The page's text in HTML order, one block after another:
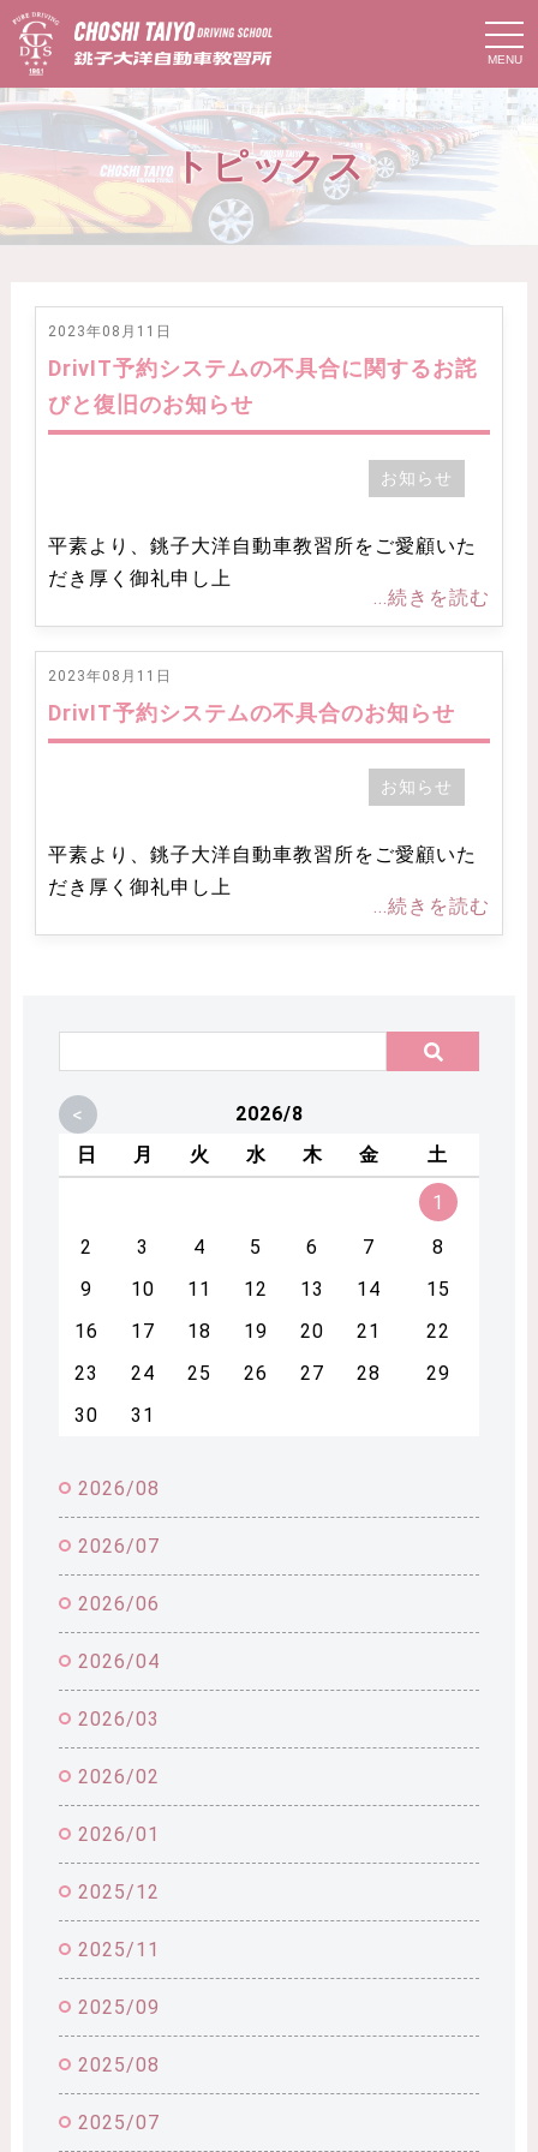
t
o
g
g
e
トピックス
2023年08月11日
DrivIT予約システムの不具合に関するお詫
びと復旧のお知らせ
お知らせ
平素より、銚子大洋自動車教習所をご愛顧いた
だき厚く御礼申し上
...続きを読む
2023年08月11日
DrivIT予約システムの不具合のお知らせ
お知らせ
平素より、銚子大洋自動車教習所をご愛顧いた
だき厚く御礼申し上
...続きを読む
<
2026/8
日
月 火 水 木 金 土
1
2
3 4 5 6 7
8
9
10 11 12 13 14
15
16
17 18 19 20 21
22
23
24 25 26 27 28
29
30
31
2026/08
2026/07
2026/06
2026/04
2026/03
2026/02
2026/01
2025/12
2025/11
2025/09
2025/08
2025/07